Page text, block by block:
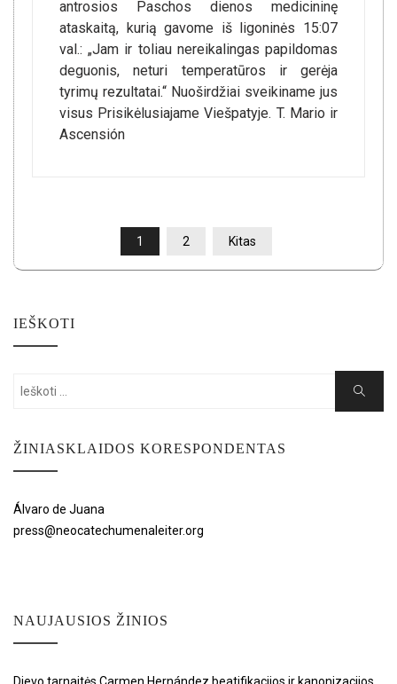
antrosios Paschos dienos medicininę
ataskaitą, kurią gavome iš ligoninės 15:07
val.: „Jam ir toliau nereikalingas papildomas
deguonis, neturi temperatūros ir gerėja
tyrimų rezultatai.“ Nuoširdžiai sveikiname jus
visus Prisikėlusiajame Viešpatyje. T. Mario ir
Ascensión
PUSLAPIAVIMAS
1 2 Kitas
IEŠKOTI
Search
Search
ŽINIASKLAIDOS KORESPONDENTAS
Álvaro de Juana
press@neocatechumenaleiter.org
NAUJAUSIOS ŽINIOS